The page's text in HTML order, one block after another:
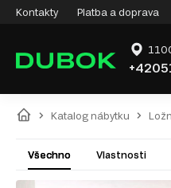
Kontakty Platba a doprava
Katalog nábytku
Všechno Vlastnosti